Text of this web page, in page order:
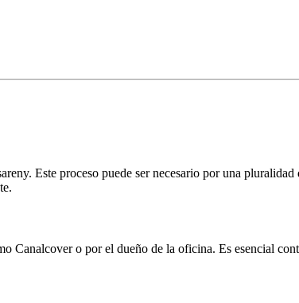
Este proceso puede ser necesario por una
Canalcover o por el dueño de la oficina. Es esencial